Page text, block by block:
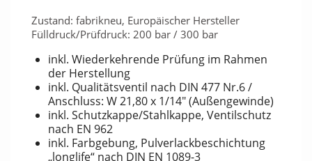
Zustand: fabrikneu, Europäischer Hersteller
Fülldruck/Prüfdruck: 200 bar / 300 bar
inkl. Wiederkehrende Prüfung im Rahmen
der Herstellung
inkl. Qualitätsventil nach DIN 477 Nr.6 /
Anschluss: W 21,80 x 1/14" (Außengewinde)
inkl. Schutzkappe/Stahlkappe, Ventilschutz
nach EN 962
inkl. Farbgebung, Pulverlackbeschichtung
„longlife“ nach DIN EN 1089-3